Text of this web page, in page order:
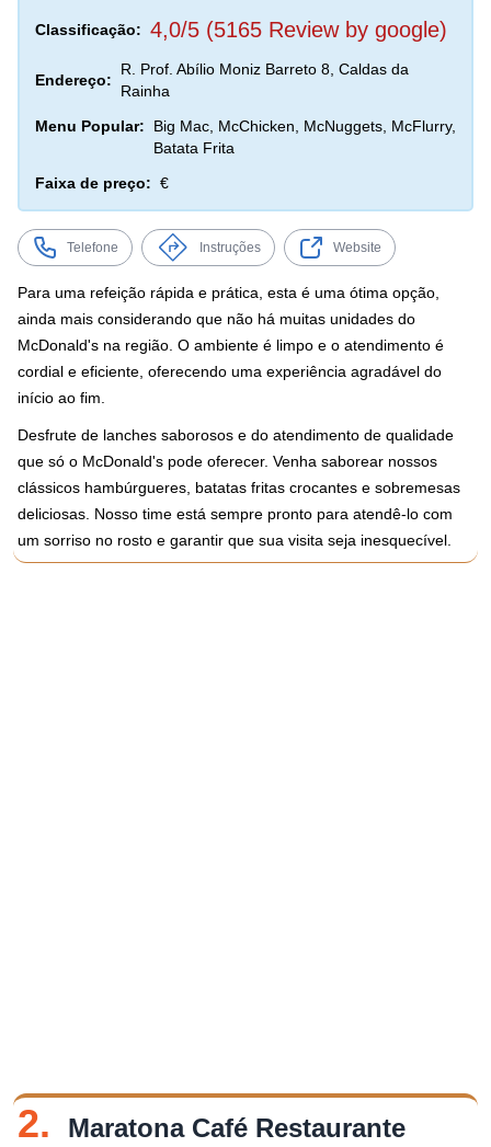
Classificação: 4,0/5 (5165 Review by google)
Endereço:
R. Prof. Abílio Moniz Barreto 8, Caldas da
Rainha
Menu Popular:
Big Mac, McChicken, McNuggets, McFlurry,
Batata Frita
Faixa de preço: €
Telefone Instruções Website
Para uma refeição rápida e prática, esta é uma ótima opção,
ainda mais considerando que não há muitas unidades do
McDonald's na região. O ambiente é limpo e o atendimento é
cordial e eficiente, oferecendo uma experiência agradável do
início ao fim.
Desfrute de lanches saborosos e do atendimento de qualidade
que só o McDonald's pode oferecer. Venha saborear nossos
clássicos hambúrgueres, batatas fritas crocantes e sobremesas
deliciosas. Nosso time está sempre pronto para atendê-lo com
um sorriso no rosto e garantir que sua visita seja inesquecível.
2. Maratona Café Restaurante